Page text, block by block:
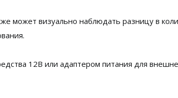
может визуально наблюдать разницу в
12В или адаптером питания для